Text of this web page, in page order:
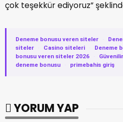
çok teşekkür ediyoruz”
Deneme bonusu veren siteler ·
siteler
· Casino siteleri · Deneme
bonusu veren siteler 2026
·
deneme bonusu
· primebahis giriş
YORUM YAP